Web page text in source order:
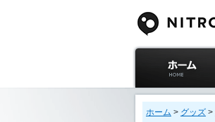
ニトロプラス公式
サイト ホーム
ホーム > グッズ >